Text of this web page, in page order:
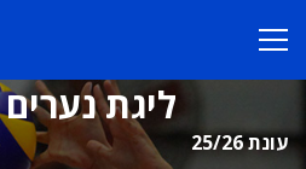
ליגת
עונת 25/26